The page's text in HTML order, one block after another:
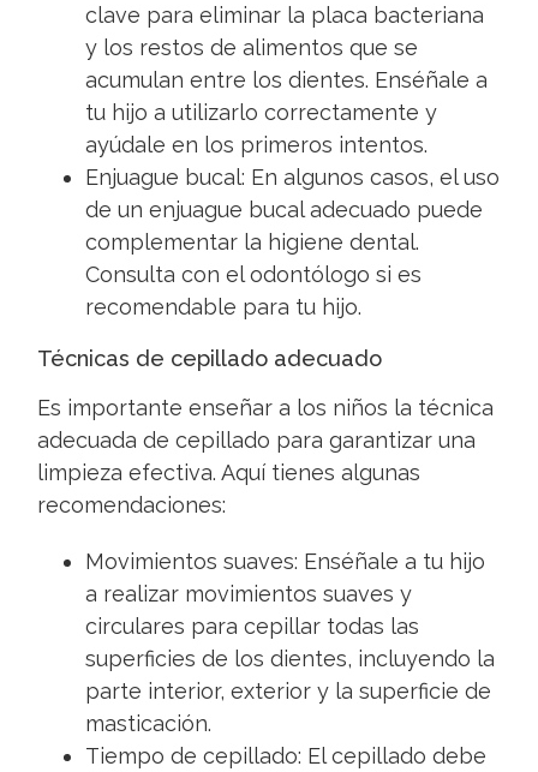
clave para eliminar la placa bacteriana
y los restos de alimentos que se
acumulan entre los dientes. Enséñale a
tu hijo a utilizarlo correctamente y
ayúdale en los primeros intentos.
Enjuague bucal: En algunos casos, el uso
de un enjuague bucal adecuado puede
complementar la higiene dental.
Consulta con el odontólogo si es
recomendable para tu hijo.
Técnicas de cepillado adecuado
Es importante enseñar a los niños la técnica
adecuada de cepillado para garantizar una
limpieza efectiva. Aquí tienes algunas
recomendaciones:
Movimientos suaves: Enséñale a tu hijo
a realizar movimientos suaves y
circulares para cepillar todas las
superficies de los dientes, incluyendo la
parte interior, exterior y la superficie de
masticación.
Tiempo de cepillado: El cepillado debe